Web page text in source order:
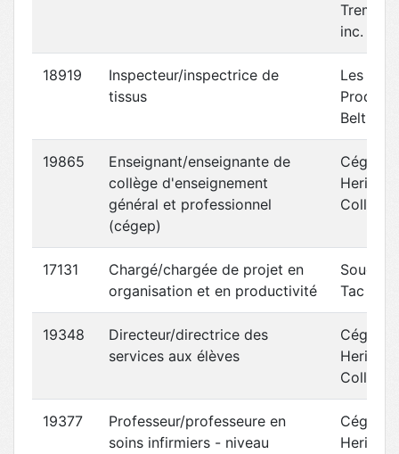
inc.
18919
Inspecteur/inspectrice de
tissus
Les
Produits
Belt-
19865
Enseignant/enseignante de
collège d'enseignement
général et professionnel
(cégep)
Cégep
Heritage
College
17131
Chargé/chargée de projet en
organisation et en productivité
Tac
19348
Directeur/directrice des
services aux élèves
Cégep
Heritage
College
19377
Professeur/professeure en
soins infirmiers - niveau
Cégep
Heritage